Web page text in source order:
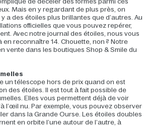
Mais en y regardant de plus près, on
y a des étoiles plus brillantes que d’autres. Au
officielles que vous pouvez repérer,
Avec notre journal des étoiles, nous vous
reconnaître 14. Chouette, non ? Notre
vente dans les boutiques Shop & Smile du
un télescope hors de prix quand on est
des étoiles. Il est tout à fait possible de
Elles vous permettent déjà de voir
l’œil nu. Par exemple, vous pouvez observer
dans la Grande Ourse. Les étoiles doubles
en orbite l’une autour de l’autre, à